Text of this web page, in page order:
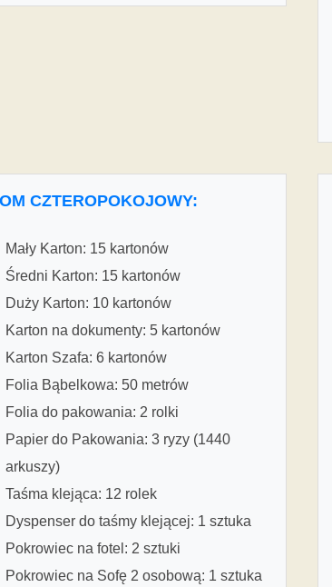
CZTEROPOKOJOWY:
Mały Karton: 15 kartonów
Średni Karton: 15 kartonów
Duży Karton: 10 kartonów
Karton na dokumenty: 5 kartonów
Karton Szafa: 6 kartonów
Folia Bąbelkowa: 50 metrów
Folia do pakowania: 2 rolki
Papier do Pakowania: 3 ryzy (1440
arkuszy)
Taśma klejąca: 12 rolek
Dyspenser do taśmy klejącej: 1 sztuka
Pokrowiec na fotel: 2 sztuki
Pokrowiec na Sofę 2 osobową: 1 sztuka